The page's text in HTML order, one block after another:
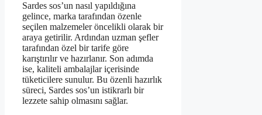
Sardes sos’un nasıl yapıldığına
gelince, marka tarafından özenle
seçilen malzemeler öncelikli olarak bir
araya getirilir. Ardından uzman şefler
tarafından özel bir tarife göre
karıştırılır ve hazırlanır. Son adımda
ise, kaliteli ambalajlar içerisinde
tüketicilere sunulur. Bu özenli hazırlık
süreci, Sardes sos’un istikrarlı bir
lezzete sahip olmasını sağlar.